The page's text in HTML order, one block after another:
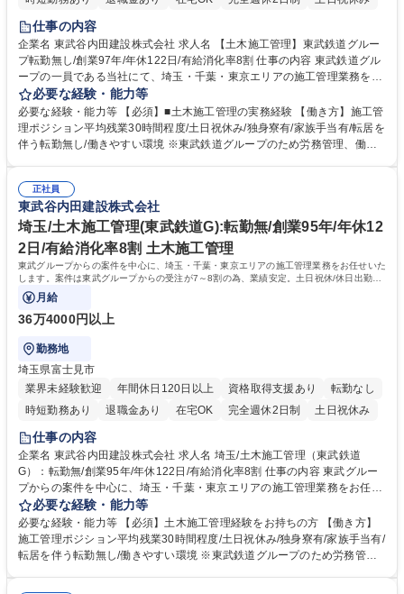
仕事の内容
企業名 東武谷内田建設株式会社 求人名 【土木施工管理】東武鉄道グルー
プ転勤無し/創業97年/年休122日/有給消化率8割 仕事の内容 東武鉄道グル
ープの一員である当社にて、埼玉・千葉・東京エリアの施工管理業務をお
任せいたします。東武Gからの案件が7～8割な為、業績も安定していま
す。土日祝休/休日出勤の場合も代休有りで働き方◎ 【詳細】ご経験や志
向に合わせ、当社の「建築事業(鉄道関連施設等)」「土木事業(鉄道関連や
周辺の土木施工)」「線路事業(東武鉄道の線路を中心とした工事)」のいず
スカイツリー駅付近仮線軌道切替工事【事例】https://tobu-yachida.co.jp/
works/construction/ 募集職種 【土木施工管理】東武鉄道グループ転勤無
し/創業97年/年休122日/有給消化率8割
必要な経験・能力等
必要な経験・能力等 【必須】■土木施工管理の実務経験 【働き方】施工管
理ポジション平均残業30時間程度/土日祝休み/独身寮有/家族手当有/転居を
伴う転勤無し/働きやすい環境 ※東武鉄道グループのため労務管理、働き
の魅力】■東武(鉄道)グループの一員であり、会社基盤として非常に安定 ■
鉄道沿線での業務のため基本的に転勤、出張無 ■創業97年の安定基盤/平均
勤続年数16.9年で長期的就業可 ■業者とのフランクな関係性◎(長い付き合
いの業者が多いです) 学歴・資格 学歴：大学院 大学 高専 短大 専修学校 高
校 語学力： 資格：1級土木施工管理技士 2級土木施工管理技士
正社員
東武谷内田建設株式会社
埼玉/土木施工管理(東武鉄道G):転勤無/創業95年/年休12
2日/有給消化率8割 土木施工管理
東武グループからの案件を中心に、埼玉・千葉・東京エリアの施工管理業務をお任せいた
します。案件は東武グループからの受注が7～8割の為、業績安定。土日祝休/休日出勤の
場合も代休有りで働き方◎
月給
36万4000円以上
勤務地
埼玉県富士見市
業界未経験歓迎
年間休日120日以上 資格取得支援あり
転勤なし
時短勤務あり
退職金あり 在宅OK 完全週休2日制 土日祝休み
仕事の内容
企業名 東武谷内田建設株式会社 求人名 埼玉/土木施工管理（東武鉄道
G）：転勤無/創業95年/年休122日/有給消化率8割 仕事の内容 東武グルー
プからの案件を中心に、埼玉・千葉・東京エリアの施工管理業務をお任せ
いたします。案件は東武グループからの受注が7～8割の為、業績安定。土
日祝休/休日出勤の場合も代休有りで働き方◎ 【詳細】ご経験や志向に合
わせて、当社の「建築事業(鉄道関連施設等)」「土木事業(鉄道関連や周辺
の土木施工)」「線路事業(東武鉄道の路線を中心とした工事)」のいずれか
必要な経験・能力等
必要な経験・能力等 【必須】土木施工管理経験をお持ちの方 【働き方】
施工管理ポジション平均残業30時間程度/土日祝休み/独身寮有/家族手当有/
転居を伴う転勤無し/働きやすい環境 ※東武鉄道グループのため労務管